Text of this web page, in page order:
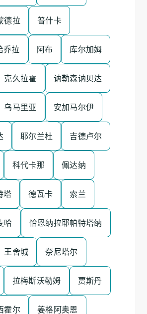
德拉 普什卡
乔拉 阿布 库尔加姆
克久拉霍 讷勒森讷贝达
乌马里亚 安加马尔伊
耶尔兰杜 吉德卢尔
科代卡那 佩达纳
塔 德瓦卡 索兰
哈 恰恩纳拉耶帕特塔纳
王舍城 奈尼塔尔
拉梅斯沃勒姆 贾斯丹
霍尔 姜格阿奥恩